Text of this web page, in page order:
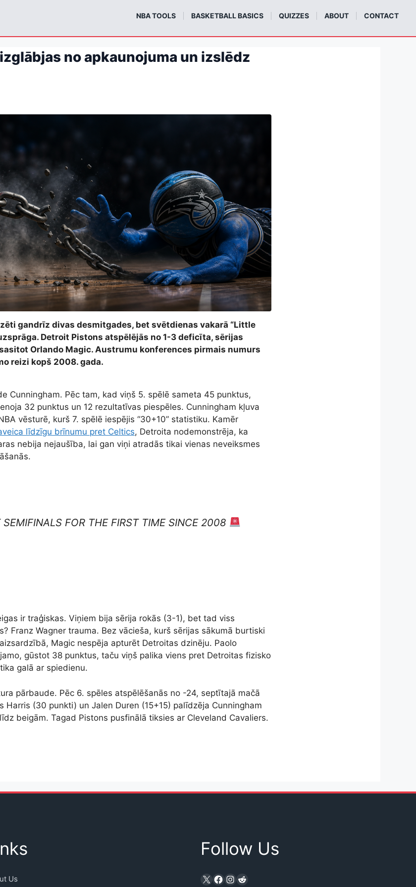
NBA TOOLS BASKETBALL BASICS QUIZZES ABOUT CONTACT
no apkaunojuma un izslēdz
gandrīz divas desmitgades, bet svētdienas vakarā “Little
Detroit Pistons atspēlējās no 1-3 deficīta, sērijas
Orlando Magic. Austrumu konferences pirmais numurs
reizi kopš 2008. gada.
Cunningham. Pēc tam, kad viņš 5. spēlē sameta 45 punktus,
32 punktus un 12 rezultatīvas piespēles. Cunningham kļuva
vēsturē, kurš 7. spēlē iespējis “30+10” statistiku. Kamēr
līdzīgu brīnumu pret Celtics, Detroita nodemonstrēja, ka
nebija nejaušība, lai gan viņi atradās tikai vienas neveiksmes
FOR THE FIRST TIME SINCE 2008
ir traģiskas. Viņiem bija sērija rokās (3-1), bet tad viss
Franz Wagner trauma. Bez vācieša, kurš sērijas sākumā burtiski
Magic nespēja apturēt Detroitas dzinēju. Paolo
gūstot 38 punktus, taču viņš palika viens pret Detroitas fizisko
galā ar spiedienu.
pārbaude. Pēc 6. spēles atspēlēšanās no -24, septītajā mačā
Harris (30 punkti) un Jalen Duren (15+15) palīdzēja Cunningham
beigām. Tagad Pistons pusfinālā tiksies ar Cleveland Cavaliers.
Us
Follow Us
X Facebook
Instagram
Reddit